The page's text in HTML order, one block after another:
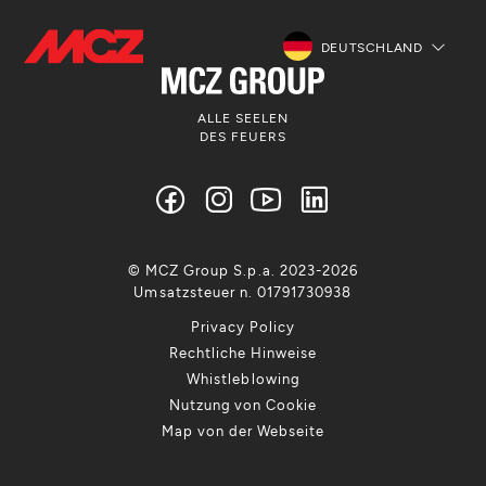
DEUTSCHLAND
ALLE SEELEN
DES FEUERS
Privacy Policy
Rechtliche Hinweise
Whistleblowing
Nutzung von Cookie
Map von der Webseite
© MCZ Group S.p.a. 2023-2026
Umsatzsteuer n. 01791730938